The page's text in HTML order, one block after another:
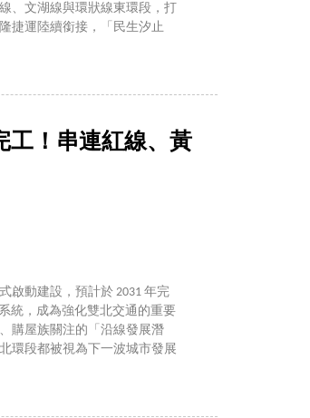
、文湖線與環狀線東環段，打
捷運陸續銜接，「民生汐止
工！串連紅線、黃
啟動建設，預計於 2031 年完
統，成為強化雙北交通的重要
購屋族關注的「沿線發展潛
環段都被視為下一波城市發展